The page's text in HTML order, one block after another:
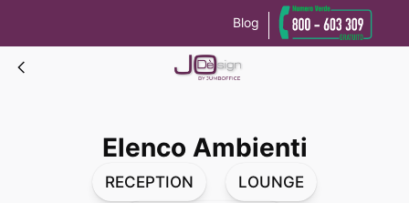
Blog
Elenco Ambienti
Elenco Ambienti
RECEPTION LOUNGE
Informativa sulla raccolta
Le tue preferenze relative alla privacy